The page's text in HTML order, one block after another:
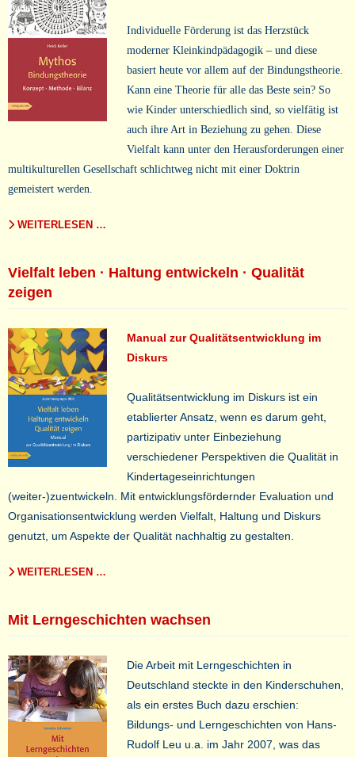
Individuelle Förderung ist das Herzstück
moderner Kleinkindpädagogik – und diese
basiert heute vor allem auf der Bindungstheorie.
Kann eine Theorie für alle das Beste sein? So
wie Kinder unterschiedlich sind, so vielfätig ist
auch ihre Art in Beziehung zu gehen. Diese
Vielfalt kann unter den Herausforderungen einer
multikulturellen Gesellschaft schlichtweg nicht mit einer Doktrin
gemeistert werden.
WEITERLESEN …
Vielfalt leben · Haltung entwickeln · Qualität
zeigen
Manual zur Qualitätsentwicklung im
Diskurs
Qualitätsentwicklung im Diskurs ist ein
etablierter Ansatz, wenn es darum geht,
partizipativ unter Einbeziehung
verschiedener Perspektiven die Qualität in
Kindertageseinrichtungen
(weiter-)zuentwickeln. Mit entwicklungsfördernder Evaluation und
Organisationsentwicklung werden Vielfalt, Haltung und Diskurs
genutzt, um Aspekte der Qualität nachhaltig zu gestalten.
WEITERLESEN …
Mit Lerngeschichten wachsen
Die Arbeit mit Lerngeschichten in
Deutschland steckte in den Kinderschuhen,
als ein erstes Buch dazu erschien:
Bildungs- und Lerngeschichten von Hans-
Rudolf Leu u.a. im Jahr 2007, was das